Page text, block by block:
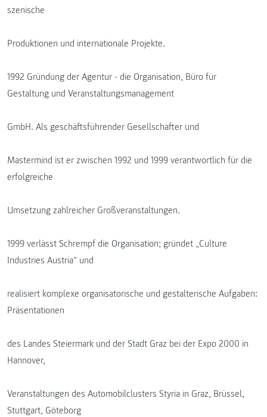
szenische
Produktionen und internationale Projekte.
1992 Gründung der Agentur - die Organisation, Büro für
Gestaltung und Veranstaltungsmanagement
GmbH. Als geschäftsführender Gesellschafter und
Mastermind ist er zwischen 1992 und 1999 verantwortlich für die
erfolgreiche
Umsetzung zahlreicher Großveranstaltungen.
1999 verlässt Schrempf die Organisation; gründet „Culture
Industries Austria“ und
realisiert komplexe organisatorische und gestalterische Aufgaben:
Präsentationen
des Landes Steiermark und der Stadt Graz bei der Expo 2000 in
Hannover,
Veranstaltungen des Automobilclusters Styria in Graz, Brüssel,
Stuttgart, Göteborg